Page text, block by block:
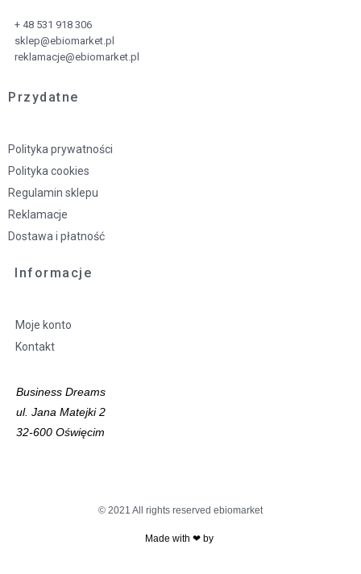
+ 48 531 918 306
sklep@ebiomarket.pl
reklamacje@ebiomarket.pl
Przydatne
Polityka prywatności
Polityka cookies
Regulamin sklepu
Reklamacje
Dostawa i płatność
Informacje
Moje konto
Kontakt
Business Dreams
ul. Jana Matejki 2
32-600 Oświęcim
© 2021 All rights reserved ebiomarket
Made with ❤ by